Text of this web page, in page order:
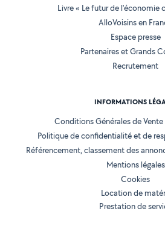
Livre « Le futur de l'économie
AlloVoisins en
Espace presse
Partenaires et Grands
Recrutement
INFORMATIONS
Conditions Générales de
Politique de confidentialité et de
Référencement, classement des
Mentions légales
Cookies
Location de
Prestation de